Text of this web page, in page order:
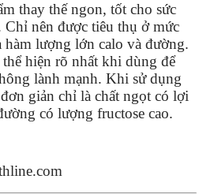
thay thế ngon, tốt cho sức
nên được tiêu thụ ở mức
lượng lớn calo và đường.
hiện rõ nhất khi dùng để
lành mạnh. Khi sử dụng
giản chỉ là chất ngọt có lợi
có lượng fructose cao.